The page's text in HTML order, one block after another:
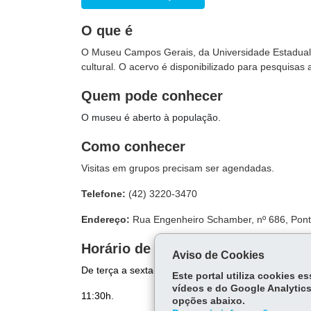
O que é
O Museu Campos Gerais, da Universidade
cultural. O acervo é disponibilizado para pesquisas
Quem pode conhecer
O museu é aberto à população.
Como conhecer
Visitas em grupos precisam ser agendadas.
Telefone: (42) 3220-3470
Endereço: Rua Engenheiro Schamber, nº 686,
Horário de visitação
De terça a sexta-feira, das 9h às 11h45 e das
11:30h.
Aviso de Cookies
Este portal utiliza cookies
vídeos e do Google
opções abaixo.